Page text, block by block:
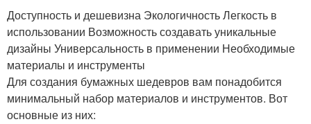
Доступность и дешевизна Экологичность Легкость в
использовании Возможность создавать уникальные
дизайны Универсальность в применении Необходимые
материалы и инструменты
Для создания бумажных шедевров вам понадобится
минимальный набор материалов и инструментов. Вот
основные из них: